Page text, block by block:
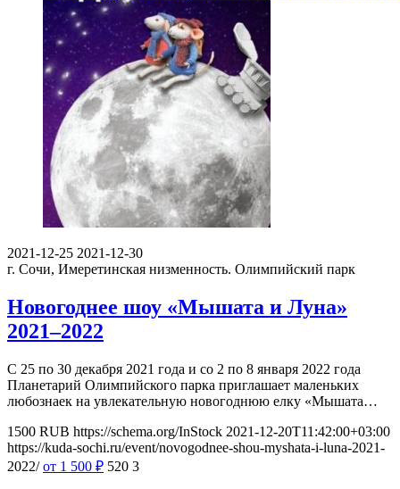
2021-12-25 2021-12-30
г. Сочи, Имеретинская низменность. Олимпийский парк
Новогоднее шоу «Мышата и Луна»
2021–2022
С 25 по 30 декабря 2021 года и со 2 по 8 января 2022 года
Планетарий Олимпийского парка приглашает маленьких
любознаек на увлекательную новогоднюю елку «Мышата…
1500 RUB https://schema.org/InStock 2021-12-20T11:42:00+03:00
https://kuda-sochi.ru/event/novogodnee-shou-myshata-i-luna-2021-
2022/ от 1 500 ₽ 520 3